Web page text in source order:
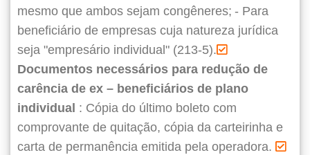
mesmo que ambos sejam congêneres; - Para
beneficiário de empresas cuja natureza jurídica
seja "empresário individual" (213-5).
Documentos necessários para redução de
carência de ex – beneficiários de plano
individual : Cópia do último boleto com
comprovante de quitação, cópia da carteirinha e
carta de permanência emitida pela operadora.